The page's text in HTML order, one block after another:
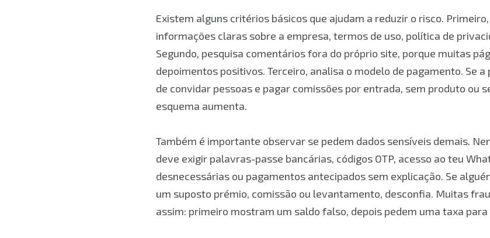
Existem alguns critérios básicos que ajudam a reduzir o risco.
informações claras sobre a empresa, termos de uso, política de
Segundo, pesquisa comentários fora do próprio site, porque muitas
depoimentos positivos. Terceiro, analisa o modelo de pagamento. Se
de convidar pessoas e pagar comissões por entrada, sem produto ou
esquema aumenta.
Também é importante observar se pedem dados sensíveis demais.
deve exigir palavras-passe bancárias, códigos OTP, acesso ao teu
desnecessárias ou pagamentos antecipados sem explicação. Se
um suposto prémio, comissão ou levantamento, desconfia. Muitas
assim: primeiro mostram um saldo falso, depois pedem uma taxa